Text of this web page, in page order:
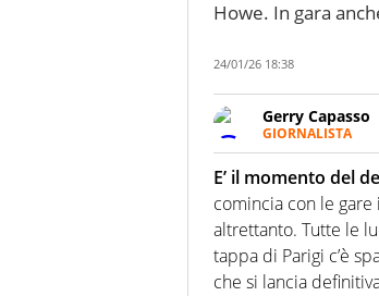
Howe. In gara
24/01/26 18:38
Gerry Capasso
GIORNALISTA
Per lui gli sport
innata di
E’ il momento del
comincia con le
altrettanto. Tutte le
tappa di Parigi c’è
che si lancia